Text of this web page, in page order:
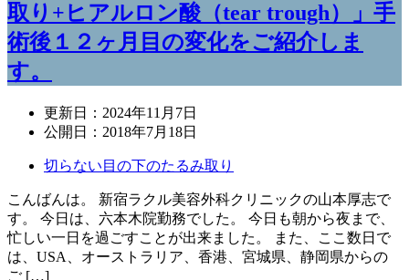
取り+ヒアルロン酸（tear trough）」手
術後１２ヶ月目の変化をご紹介しま
す。
更新日： 2024年11月7日
公開日： 2018年7月18日
切らない目の下のたるみ取り
こんばんは。 新宿ラクル美容外科クリニックの山本厚志で
す。 今日は、六本木院勤務でした。 今日も朝から夜まで、
忙しい一日を過ごすことが出来ました。 また、ここ数日で
は、USA、オーストラリア、香港、宮城県、静岡県からの
ご […]